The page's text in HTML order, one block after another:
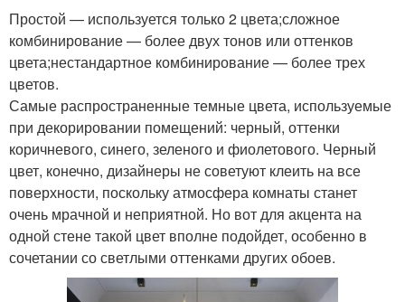
Простой — используется только 2 цвета;сложное
комбинирование — более двух тонов или оттенков
цвета;нестандартное комбинирование — более трех
цветов.
Самые распространенные темные цвета, используемые
при декорировании помещений: черный, оттенки
коричневого, синего, зеленого и фиолетового. Черный
цвет, конечно, дизайнеры не советуют клеить на все
поверхности, поскольку атмосфера комнаты станет
очень мрачной и неприятной. Но вот для акцента на
одной стене такой цвет вполне подойдет, особенно в
сочетании со светлыми оттенками других обоев.